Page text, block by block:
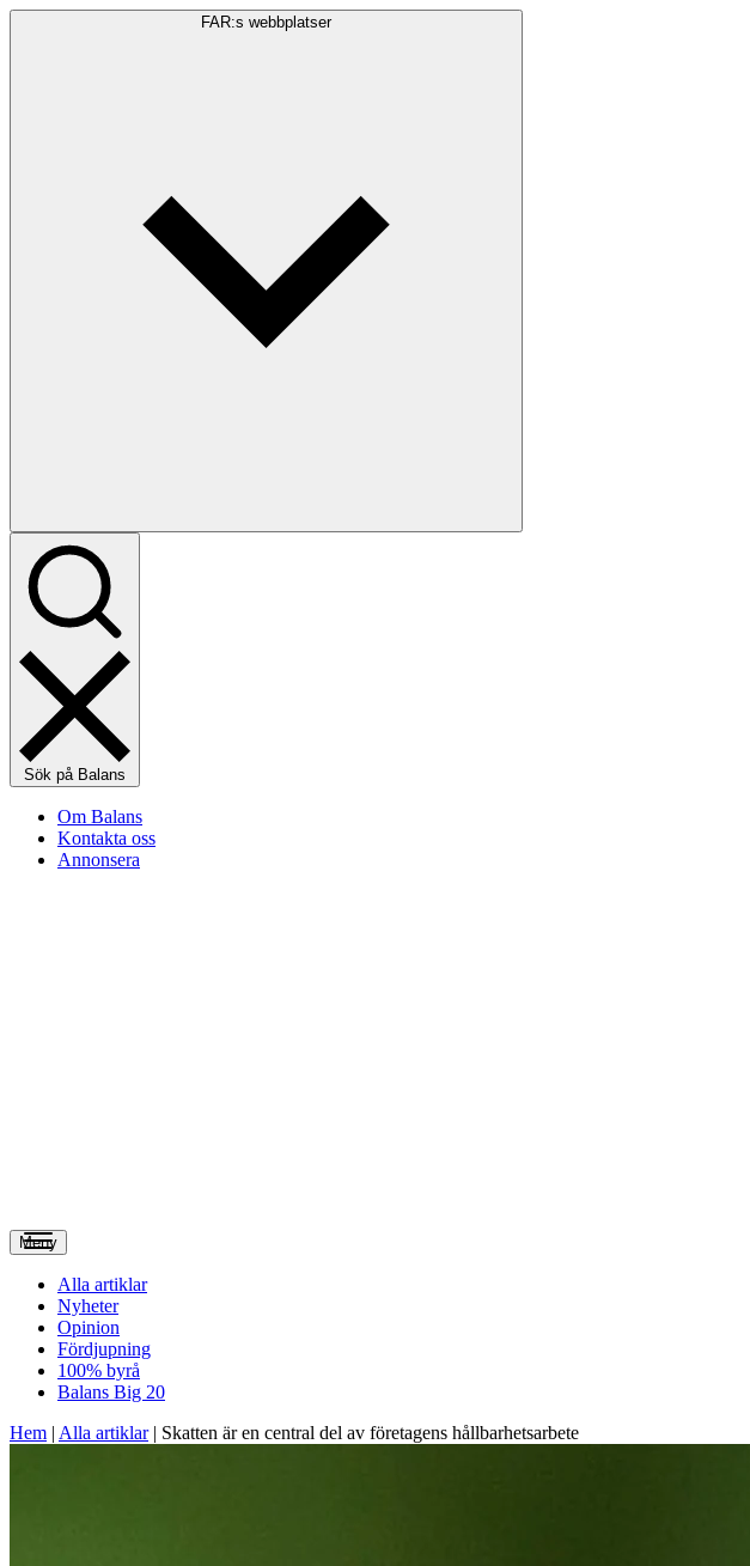
FAR:s webbplatser
Sök på Balans
Om Balans
Kontakta oss
Annonsera
Meny
Alla artiklar
Nyheter
Opinion
Fördjupning
100% byrå
Balans Big 20
Hem | Alla artiklar| Skatten är en central del av företagens hållbarhetsarbete